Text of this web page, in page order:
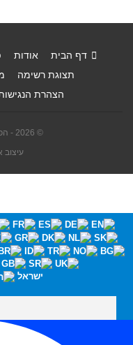
דף הבית אודות
תצוגת רשימה
הצהרת
© 2026 - הפטריה. כל הזכויות שמורות.
עיצוב
ישראל